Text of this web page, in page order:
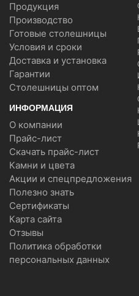
Продукция
Производство
Готовые столешницы
Условия и сроки
Доставка и установка
Гарантии
Столешницы оптом
ИНФОРМАЦИЯ
О компании
Прайс-лист
Скачать прайс-лист
Камни и цвета
Акции и спецпредложения
Полезно знать
Сертификаты
Карта сайта
Отзывы
Политика обработки
персональных данных